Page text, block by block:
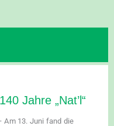
Jahre „Nat’l“
Am 13. Juni fand die